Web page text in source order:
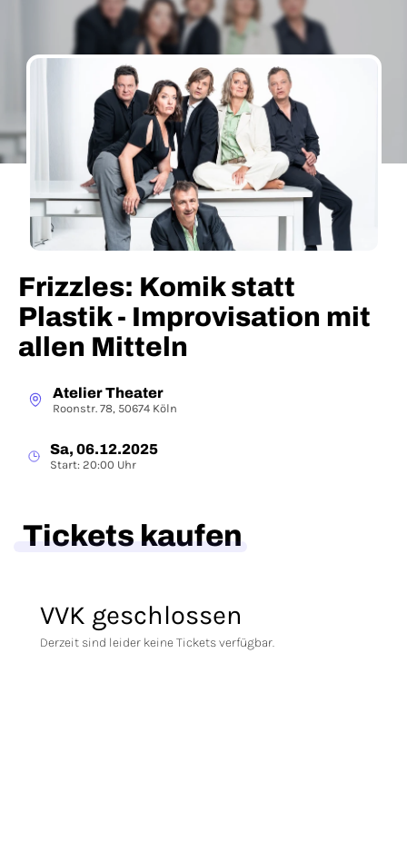
Frizzles: Komik statt
Plastik - Improvisation mit
allen Mitteln
Atelier Theater
Roonstr. 78, 50674 Köln
Sa, 06.12.2025
Start: 20:00 Uhr
Tickets kaufen
VVK geschlossen
Derzeit sind leider keine Tickets verfügbar.